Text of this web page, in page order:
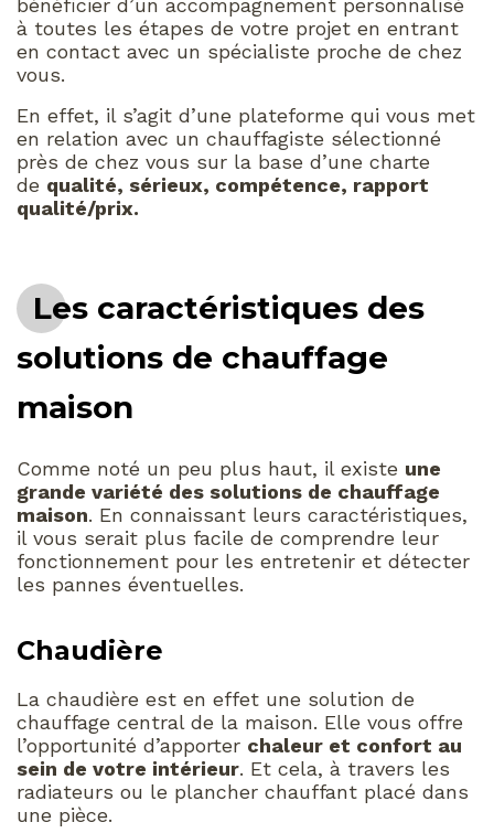
à toutes les étapes de votre projet en entrant
en contact avec un spécialiste proche de chez
vous.
En effet, il s’agit d’une plateforme qui vous met
en relation avec un chauffagiste sélectionné
près de chez vous sur la base d’une charte
de qualité, sérieux, compétence, rapport
qualité/prix.
Les caractéristiques des
solutions de chauffage
maison
Comme noté un peu plus haut, il existe une
grande variété des solutions de chauffage
maison. En connaissant leurs caractéristiques,
il vous serait plus facile de comprendre leur
fonctionnement pour les entretenir et détecter
les pannes éventuelles.
Chaudière
La chaudière est en effet une solution de
chauffage central de la maison. Elle vous offre
l’opportunité d’apporter chaleur et confort au
sein de votre intérieur. Et cela, à travers les
radiateurs ou le plancher chauffant placé dans
une pièce.